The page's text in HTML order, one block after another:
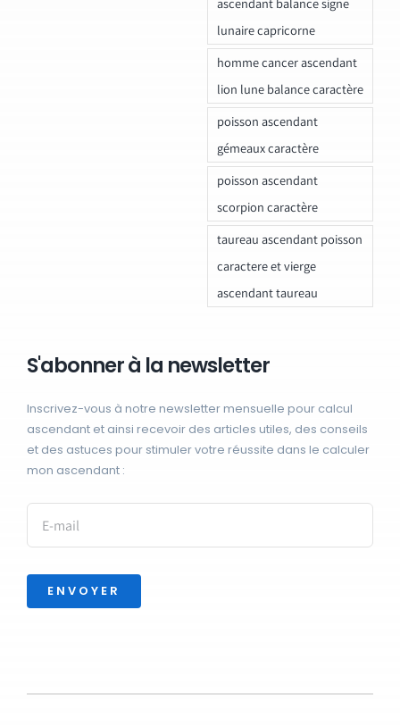
ascendant balance signe
lunaire capricorne
homme cancer ascendant
lion lune balance caractère
poisson ascendant
gémeaux caractère
poisson ascendant
scorpion caractère
taureau ascendant poisson
caractere et vierge
ascendant taureau
S'abonner à la newsletter
Inscrivez-vous à notre newsletter mensuelle pour calcul
ascendant et ainsi recevoir des articles utiles, des conseils
et des astuces pour stimuler votre réussite dans le calculer
mon ascendant :
ENVOYER